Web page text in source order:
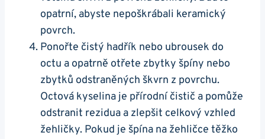
opatrní, abyste nepoškrábali keramický
povrch.
Ponořte čistý hadřík nebo ubrousek do
octu a opatrně otřete zbytky špíny nebo
zbytků odstraněných škvrn‍ z povrchu.
Octová kyselina je přírodní čistič a pomůže​
odstranit rezidua⁢ a zlepšit ​celkový ⁢vzhled
‌žehličky. ‍Pokud je špína na⁢ žehličce těžko